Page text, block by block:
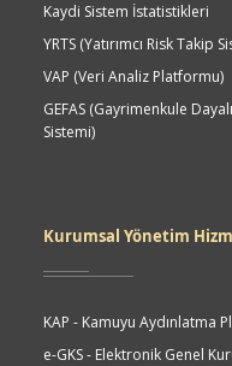
Kaydi Sistem İstatistikleri
YRTS (Yatırımcı Risk Takip
VAP (Veri Analiz Platformu)
GEFAS (Gayrimenkule
Sistemi)
Kurumsal Yönetim
KAP - Kamuyu Aydınlatma
e-GKS - Elektronik Genel